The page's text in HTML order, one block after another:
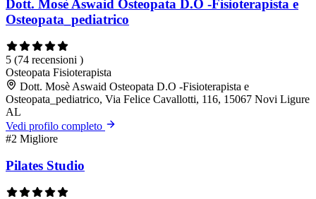
Dott. Mosè Aswaid Osteopata D.O -Fisioterapista e
Osteopata_pediatrico
5 (74 recensioni )
Osteopata Fisioterapista
Dott. Mosè Aswaid Osteopata D.O -Fisioterapista e
Osteopata_pediatrico, Via Felice Cavallotti, 116, 15067 Novi Ligure
AL
Vedi profilo completo
#2 Migliore
Pilates Studio